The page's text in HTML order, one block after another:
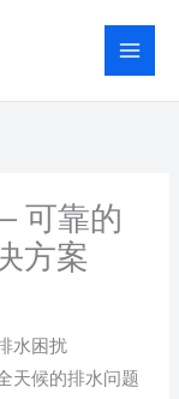
可靠的
方案
水困扰
天候的排水问题